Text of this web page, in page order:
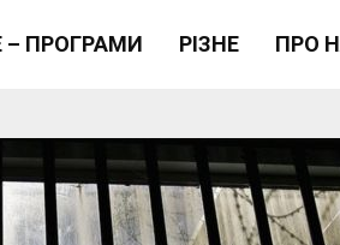
– ПРОГРАМИ РІЗНЕ ПРО